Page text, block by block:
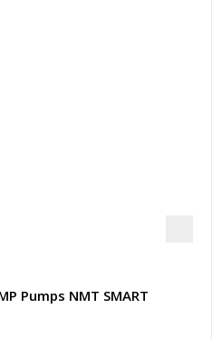
Pumps NMT SMART